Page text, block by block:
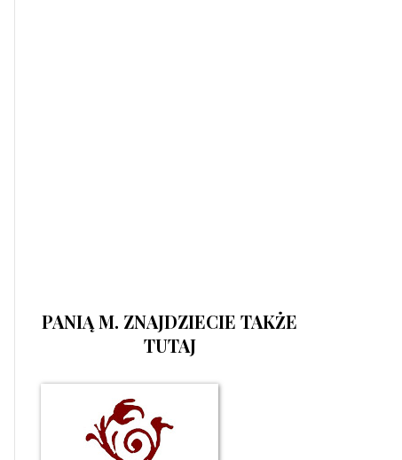
PANIĄ M. ZNAJDZIECIE TAKŻE
TUTAJ